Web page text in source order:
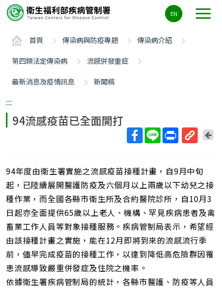
要
ALT+C
EN
首頁 傳染病與防疫專題
傳染病介紹
第四類法定傳染病
流感併發重症
最新消息及疫情訊息
新聞稿
:::
94流感疫苗已全面開打
短
網
址
回
94年度由衛生署實施之流感疫苗接種計畫，自9月中旬
起，已陸續展開醫護防疫及六個月以上兩歲以下幼兒之接
種作業，而全國各縣市衛生所及合約醫院診所，自10月3
日起亦全面提供65歲以上老人、機構、罕見疾病患者及禽
畜業工作人員等對象接種服務。疾病管制局表示，希望經
由該接種計畫之實施，能在12月即將到來的流感流行季
前，儘早完成疫苗的接種工作，以達到降低高危險群因罹
患流感導致嚴重併發症及住院之機率。
依據衛生署疾病管制局的統計，各縣市醫護、防疫等人員